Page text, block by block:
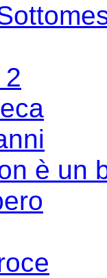
è un